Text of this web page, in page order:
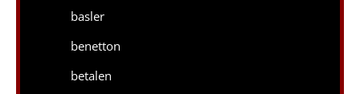
basler
benetton
betalen